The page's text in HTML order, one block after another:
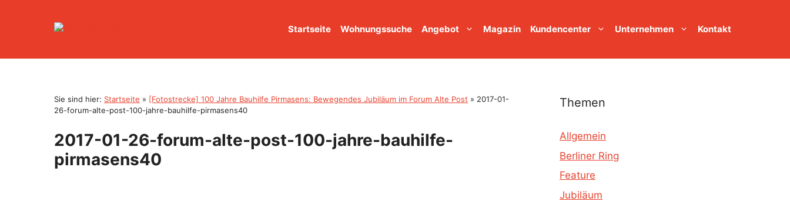
Startseite Wohnungssuche Angebot Magazin Kundencenter Unternehmen Kontakt
Sie sind hier: Startseite » [Fotostrecke] 100 Jahre Bauhilfe Pirmasens: Bewegendes Jubiläum im Forum Alte Post » 2017-01-
26-forum-alte-post-100-jahre-bauhilfe-pirmasens40
2017-01-26-forum-alte-post-100-jahre-bauhilfe-
pirmasens40
Themen
Allgemein
Berliner Ring
Feature
Jubiläum